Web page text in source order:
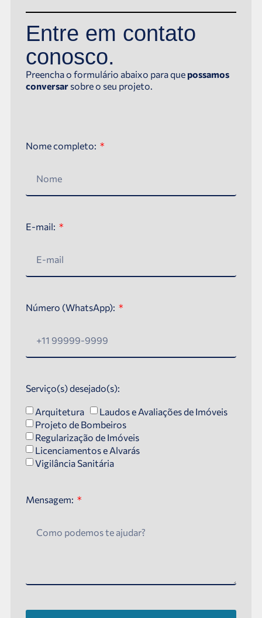
Entre em contato
conosco.
Preencha o formulário abaixo para que possamos
conversar sobre o seu projeto.
Nome completo:
E-mail:
Número (WhatsApp):
Serviço(s) desejado(s):
Arquitetura
Laudos e Avaliações de Imóveis
Projeto de Bombeiros
Regularização de Imóveis
Licenciamentos e Alvarás
Vigilância Sanitária
Mensagem: